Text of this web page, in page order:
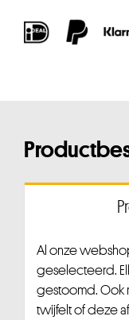
Al onze
geselecteerd.
gestoomd. Ook
twijfelt of deze